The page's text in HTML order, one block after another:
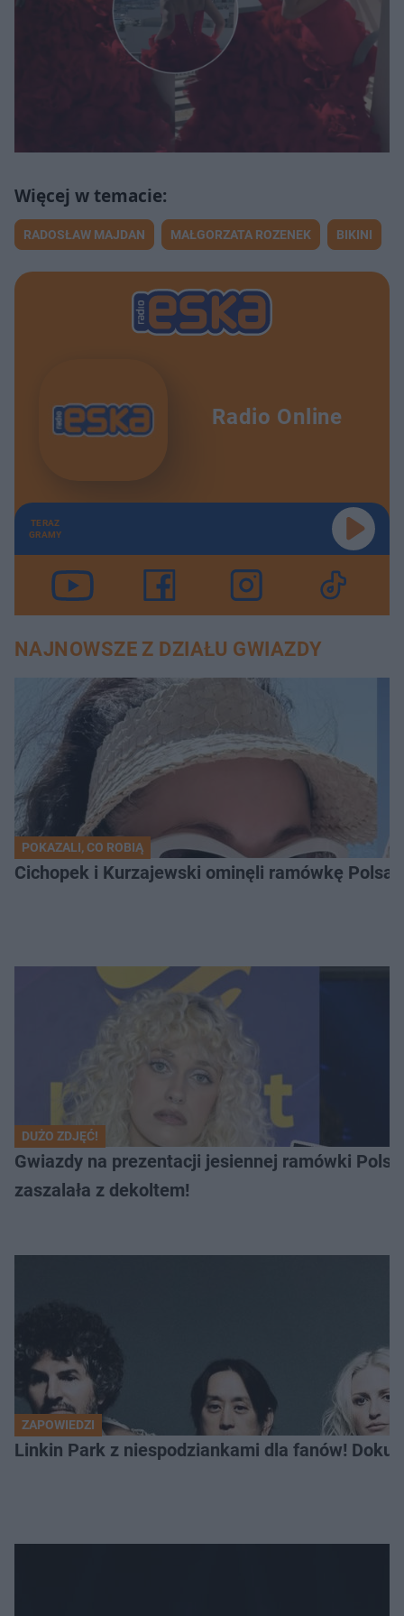
RADOSŁAW MAJDAN MAŁGORZATA ROZENEK BIKINI
Radio Online
TERAZ
GRAMY
NAJNOWSZE Z DZIAŁU GWIAZDY
POKAZALI, CO ROBIĄ
Cichopek i Kurzajewski ominęli ramówkę
DUŻO ZDJĘĆ!
Gwiazdy na prezentacji jesiennej ramówki
zaszalała z dekoltem!
ZAPOWIEDZI
Linkin Park z niespodziankami dla fanów!